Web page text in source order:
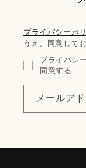
プライバシーポ
うえ、同意して
プライバシ
同意する
メールア